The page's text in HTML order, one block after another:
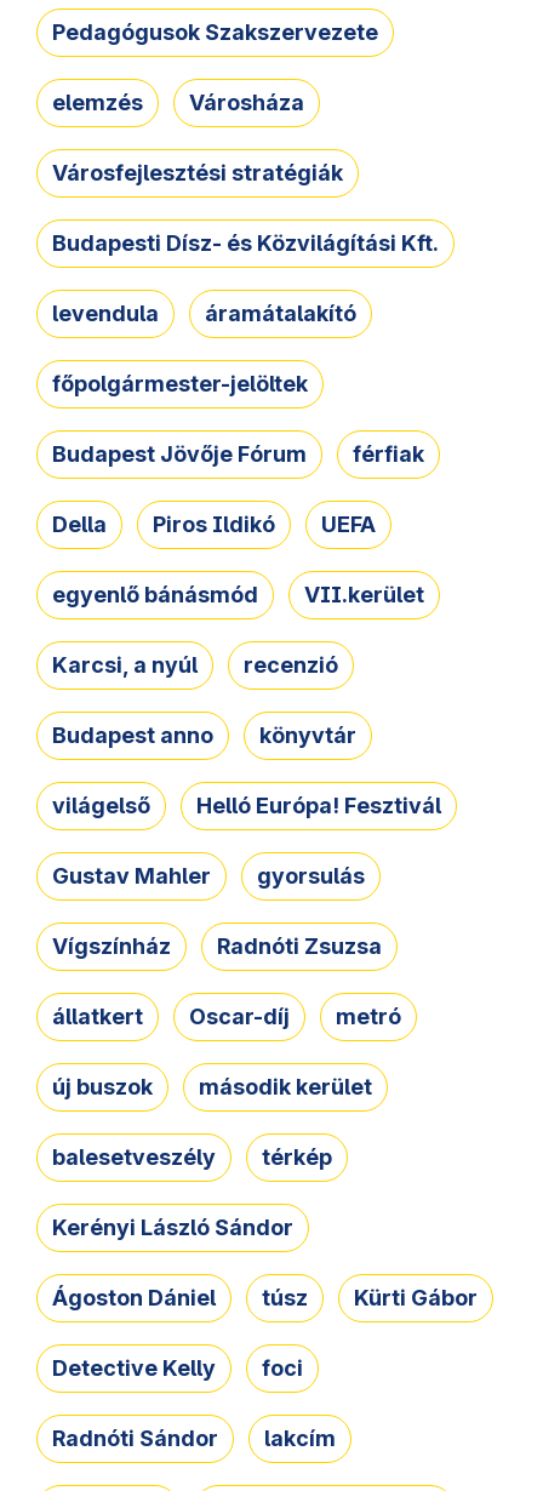
Pedagógusok Szakszervezete
elemzés Városháza
Városfejlesztési stratégiák
Budapesti Dísz- és Közvilágítási Kft.
levendula áramátalakító
főpolgármester-jelöltek
Budapest Jövője Fórum férfiak
Della Piros Ildikó UEFA
egyenlő bánásmód VII.kerület
Karcsi, a nyúl recenzió
Budapest anno könyvtár
világelső Helló Európa! Fesztivál
Gustav Mahler gyorsulás
Vígszínház Radnóti Zsuzsa
állatkert Oscar-díj metró
új buszok második kerület
balesetveszély térkép
Kerényi László Sándor
Ágoston Dániel túsz Kürti Gábor
Detective Kelly foci
Radnóti Sándor lakcím